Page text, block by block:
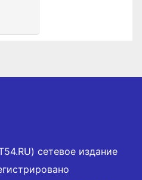
сетевое издание